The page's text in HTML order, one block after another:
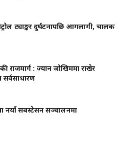
ट्याङ्कर दुर्घटनापछि आगलागी, चालक
राजमार्ग : ज्यान जोखिममा राखेर
नयाँ सबस्टेसन सञ्चालनमा